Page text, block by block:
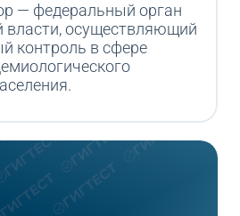
— федеральный орган
власти, осуществляющий
контроль в сфере